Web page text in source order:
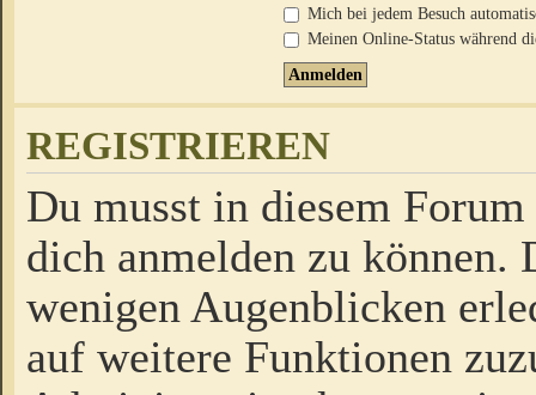
Mich bei jedem Besuch
Meinen Online-Status während
REGISTRIEREN
Du musst in diesem
dich anmelden zu
wenigen Augenblicken
auf weitere Funktionen